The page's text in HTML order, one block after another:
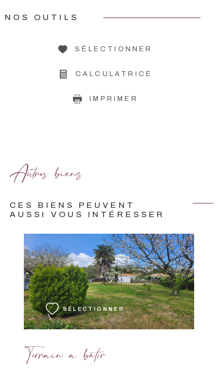
NOS OUTILS
SÉLECTIONNER
CALCULATRICE
IMPRIMER
Autres biens
CES BIENS PEUVENT
AUSSI VOUS INTÉRESSER
Terrain à batir
SÉLECTIONNER
VOIR LE BIEN